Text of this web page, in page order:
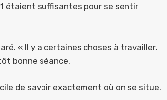
étaient suffisantes pour se sentir
« Il y a certaines choses à travailler,
bonne séance.
de savoir exactement où on se situe.